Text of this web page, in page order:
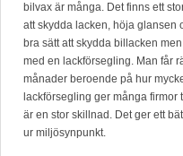
bilvax är många. Det finns ett
att skydda lacken, höja glansen
bra sätt att skydda billacken
med en lackförsegling. Man får
månader beroende på hur
lackförsegling ger många
är en stor skillnad. Det ger ett
ur miljösynpunkt.